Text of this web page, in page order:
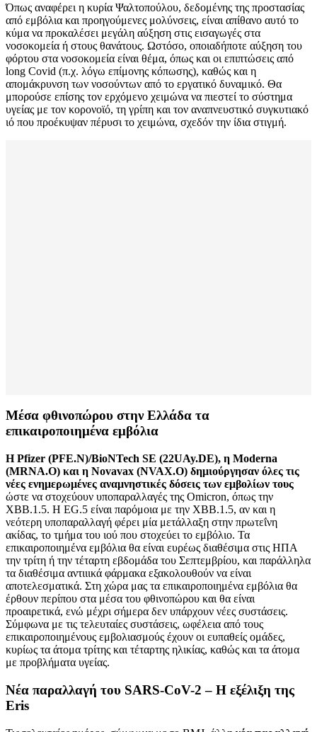
Όπως αναφέρει η κυρία Ψαλτοπούλου, δεδομένης της προστασίας
από εμβόλια και προηγούμενες μολύνσεις, είναι απίθανο αυτό το
κύμα να προκαλέσει μεγάλη αύξηση στις εισαγωγές στα
νοσοκομεία ή στους θανάτους. Ωστόσο, οποιαδήποτε αύξηση του
φόρτου στα νοσοκομεία είναι θέμα, όπως και οι επιπτώσεις από
long Covid (π.χ. λόγω επίμονης κόπωσης), καθώς και η
απομάκρυνση των νοσούντων από το εργατικό δυναμικό. Θα
μπορούσε επίσης τον ερχόμενο χειμώνα να πιεστεί το σύστημα
υγείας με τον κορονοϊό, τη γρίπη και τον αναπνευστικό συγκυτιακό
ιό που προέκυψαν πέρυσι το χειμώνα, σχεδόν την ίδια στιγμή.
Μέσα φθινοπώρου στην Ελλάδα τα
επικαιροποιημένα εμβόλια
Η Pfizer (PFE.N)/BioNTech SE (22UAy.DE), η Moderna
(MRNA.O) και η Novavax (NVAX.O) δημιούργησαν όλες τις
νέες ενημερωμένες αναμνηστικές δόσεις των εμβολίων τους
ώστε να στοχεύουν υποπαραλλαγές της Omicron, όπως την
XBB.1.5. Η EG.5 είναι παρόμοια με την XBB.1.5, αν και η
νεότερη υποπαραλλαγή φέρει μία μετάλλαξη στην πρωτεΐνη
ακίδας, το τμήμα του ιού που στοχεύει το εμβόλιο. Τα
επικαιροποιημένα εμβόλια θα είναι ευρέως διαθέσιμα στις ΗΠΑ
την τρίτη ή την τέταρτη εβδομάδα του Σεπτεμβρίου, και παράλληλα
τα διαθέσιμα αντιιικά φάρμακα εξακολουθούν να είναι
αποτελεσματικά. Στη χώρα μας τα επικαιροποιημένα εμβόλια θα
έρθουν περίπου στα μέσα του φθινοπώρου και θα είναι
προαιρετικά, ενώ μέχρι σήμερα δεν υπάρχουν νέες συστάσεις.
Σύμφωνα με τις τελευταίες συστάσεις, ωφέλεια από τους
επικαιροποιημένους εμβολιασμούς έχουν οι ευπαθείς ομάδες,
κυρίως τα άτομα τρίτης και τέταρτης ηλικίας, καθώς και τα άτομα
με προβλήματα υγείας.
Νέα παραλλαγή του SARS-CoV-2 – Η εξέλιξη της
Eris